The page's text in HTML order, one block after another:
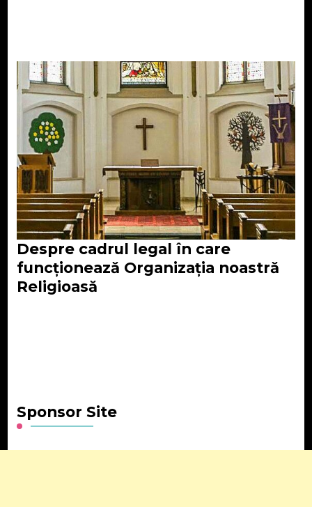
Despre cadrul legal în care
funcționează Organizația noastră
Religioasă
Sponsor Site